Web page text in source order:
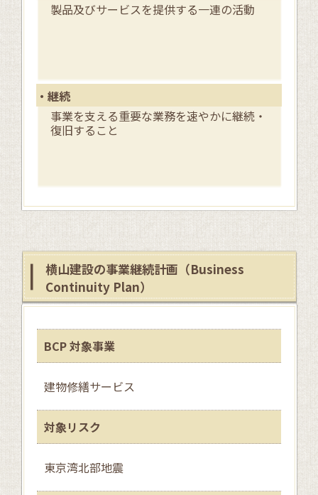
製品及びサービスを提供する一連の活動
・継続
事業を支える重要な業務を速やかに継続・
復旧すること
横山建設の事業継続計画（Business
Continuity Plan）
BCP 対象事業
建物修繕サービス
対象リスク
東京湾北部地震